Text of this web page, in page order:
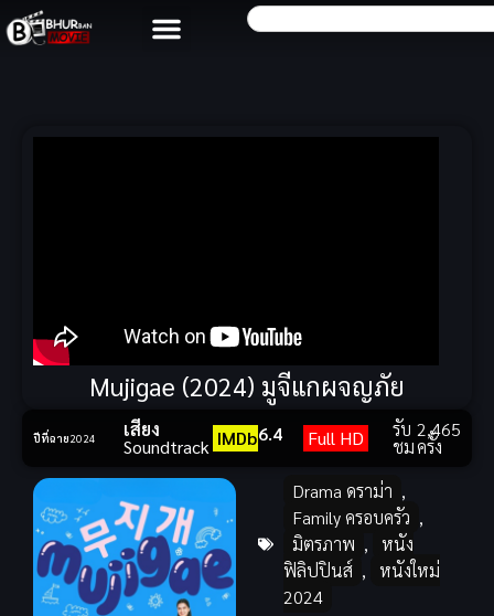
Mujigae (2024) มูจีแกผจญภัย
ปีที่ฉาย2024 เสียง
Soundtrack IMDb6.4 Full HD รับ
ชม
2,465
ครั้ง
Drama ดราม่า ,
Family ครอบครัว ,
มิตรภาพ ,
หนัง
ฟิลิปปินส์ ,
หนังใหม่
2024